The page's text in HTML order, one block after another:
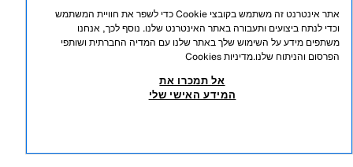
**יבואן:**
גוטקס אופנה בע"מ.
רחוב יוני נתניהו 1.
אור יהודה
אתר אינטרנט זה משתמש בקובצי Cookie כדי לשפר את חוויית המשתמש
וכדי לנתח ביצועים ותעבורה באתר האינטרנט שלנו. נוסף לכך, אנחנו
משתפים מידע על השימוש שלך באתר שלנו עם המדיה החברתית ושותפי
הפרסום והניתוח שלנו.מדיניות Cookies
אל תמכרו את
המידע האישי שלי